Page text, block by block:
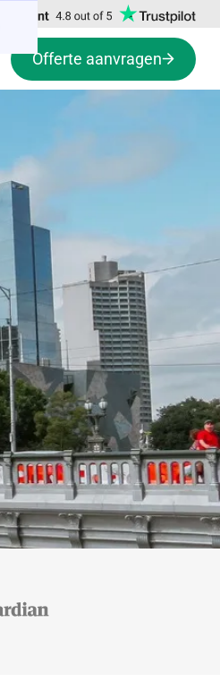
Offerte aanvragen